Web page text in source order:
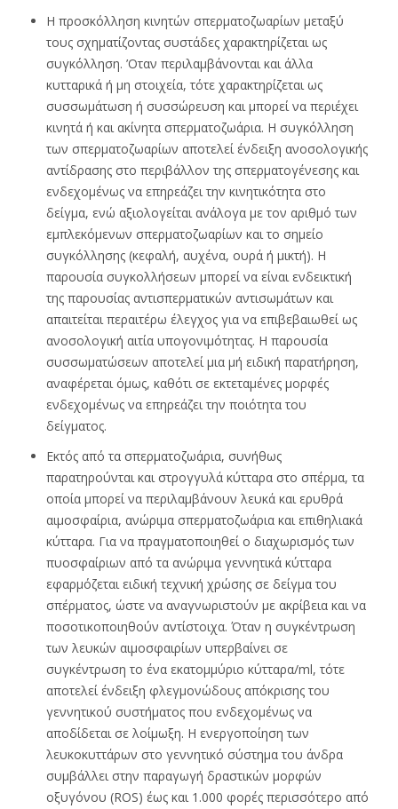
Η προσκόλληση κινητών σπερματοζωαρίων μεταξύ
τους σχηματίζοντας συστάδες χαρακτηρίζεται ως
συγκόλληση. ’Oταν περιλαμβάνονται και άλλα
κυτταρικά ή μη στοιχεία, τότε χαρακτηρίζεται ως
συσσωμάτωση ή συσσώρευση και μπορεί να περιέχει
κινητά ή και ακίνητα σπερματοζωάρια. Η συγκόλληση
των σπερματοζωαρίων αποτελεί ένδειξη ανοσολογικής
αντίδρασης στο περιβάλλον της σπερματογένεσης και
ενδεχομένως να επηρεάζει την κινητικότητα στο
δείγμα, ενώ αξιολογείται ανάλογα με τον αριθμό των
εμπλεκόμενων σπερματοζωαρίων και το σημείο
συγκόλλησης (κεφαλή, αυχένα, ουρά ή μικτή). Η
παρουσία συγκολλήσεων μπορεί να είναι ενδεικτική
της παρουσίας αντισπερματικών αντισωμάτων και
απαιτείται περαιτέρω έλεγχος για να επιβεβαιωθεί ως
ανοσολογική αιτία υπογονιμότητας. Η παρουσία
συσσωματώσεων αποτελεί μια μή ειδική παρατήρηση,
αναφέρεται όμως, καθότι σε εκτεταμένες μορφές
ενδεχομένως να επηρεάζει την ποιότητα του
δείγματος.
Εκτός από τα σπερματοζωάρια, συνήθως
παρατηρούνται και στρογγυλά κύτταρα στο σπέρμα, τα
οποία μπορεί να περιλαμβάνουν λευκά και ερυθρά
αιμοσφαίρια, ανώριμα σπερματοζωάρια και επιθηλιακά
κύτταρα. Για να πραγματοποιηθεί ο διαχωρισμός των
πυοσφαίριων από τα ανώριμα γεννητικά κύτταρα
εφαρμόζεται ειδική τεχνική χρώσης σε δείγμα του
σπέρματος, ώστε να αναγνωριστούν με ακρίβεια και να
ποσοτικοποιηθούν αντίστοιχα. Όταν η συγκέντρωση
των λευκών αιμοσφαιρίων υπερβαίνει σε
συγκέντρωση το ένα εκατομμύριο κύτταρα/ml, τότε
αποτελεί ένδειξη φλεγμονώδους απόκρισης του
γεννητικού συστήματος που ενδεχομένως να
αποδίδεται σε λοίμωξη. Η ενεργοποίηση των
λευκοκυττάρων στο γεννητικό σύστημα του άνδρα
συμβάλλει στην παραγωγή δραστικών μορφών
οξυγόνου (ROS) έως και 1.000 φορές περισσότερο από